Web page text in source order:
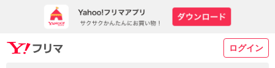
ログイン